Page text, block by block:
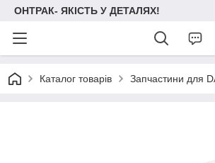
ОНТРАК- ЯКІСТЬ У ДЕТАЛЯХ!
Каталог товарів Запчастини для